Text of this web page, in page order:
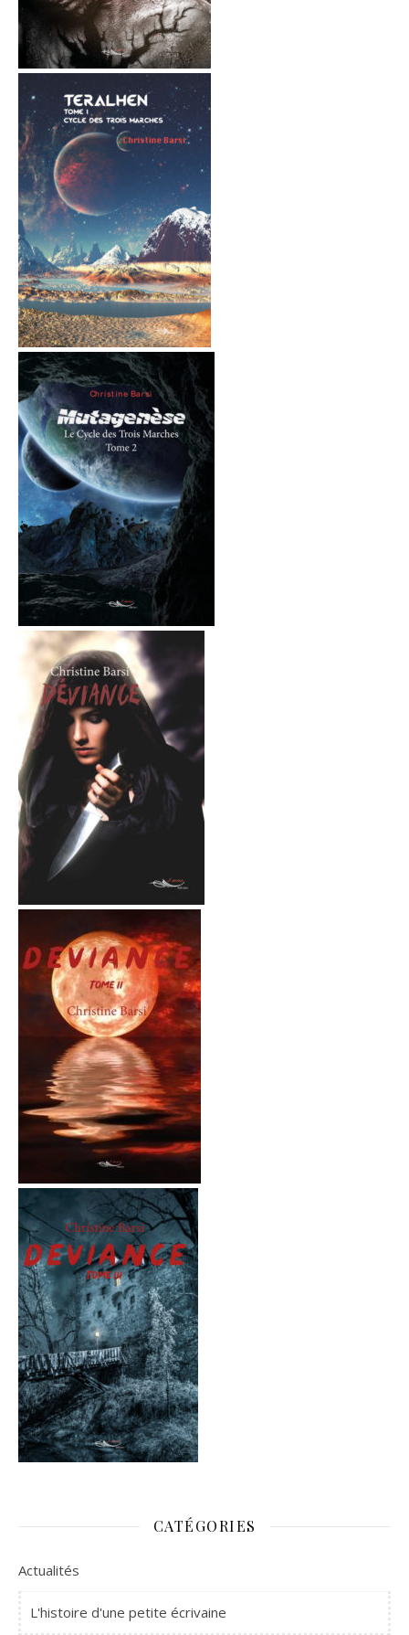
CATÉGORIES
Actualités
L'histoire d'une petite écrivaine